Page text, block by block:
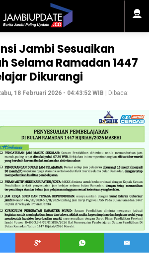
Jambi Sesuaikan
Selama Ramadan 1447
Dikurangi
18 Februari 2026 - 04:43:52 WIB | Dibaca: